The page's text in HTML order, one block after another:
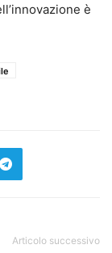
è
Articolo successivo